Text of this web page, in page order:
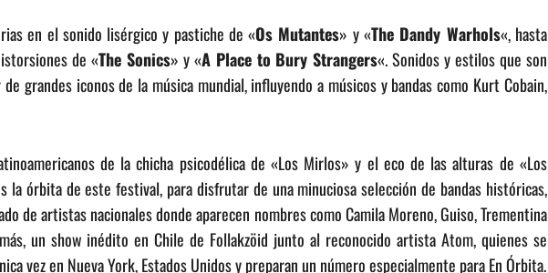
en el sonido lisérgico y pastiche de «Os Mutantes» y «The Dandy Warhols«, hasta
de «The Sonics» y «A Place to Bury Strangers«. Sonidos y estilos que son
grandes iconos de la música mundial, influyendo a músicos y bandas como Kurt Cobain,
de la chicha psicodélica de «Los Mirlos» y el eco de las alturas de «Los
la órbita de este festival, para disfrutar de una minuciosa selección de bandas históricas,
de artistas nacionales donde aparecen nombres como Camila Moreno, Guiso, Trementina
un show inédito en Chile de Follakzöid junto al reconocido artista Atom, quienes se
vez en Nueva York, Estados Unidos y preparan un número especialmente para En Órbita.